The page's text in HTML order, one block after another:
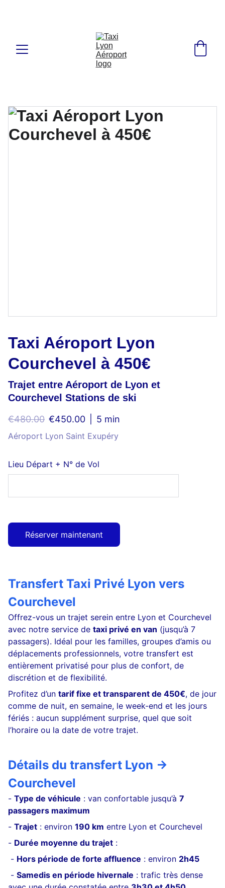
Taxi Aéroport Lyon
Courchevel à 450€
Trajet entre Aéroport de Lyon et
Courchevel Stations de ski
€480.00 €450.00 5 min
Aéroport Lyon Saint Exupéry
Lieu Départ + N° de Vol
Réserver maintenant
Transfert Taxi Privé Lyon vers
Courchevel
Offrez-vous un trajet serein entre Lyon et Courchevel
avec notre service de taxi privé en van (jusqu’à 7
passagers). Idéal pour les familles, groupes d’amis ou
déplacements professionnels, votre transfert est
entièrement privatisé pour plus de confort, de
discrétion et de flexibilité.
Profitez d’un tarif fixe et transparent de 450€, de jour
comme de nuit, en semaine, le week-end et les jours
fériés : aucun supplément surprise, quel que soit
l’horaire ou la date de votre trajet.
Détails du transfert Lyon →
Courchevel
- Type de véhicule : van confortable jusqu’à 7
passagers maximum
- Trajet : environ 190 km entre Lyon et Courchevel
- Durée moyenne du trajet :
- Hors période de forte affluence : environ 2h45
- Samedis en période hivernale : trafic très dense